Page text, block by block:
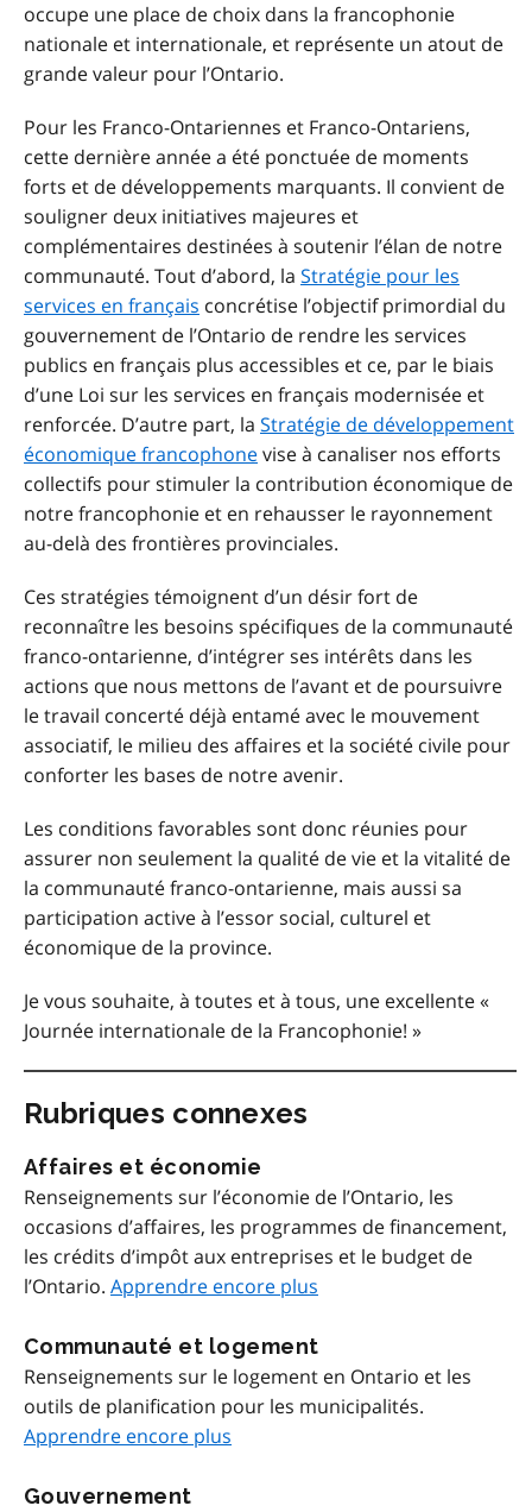
occupe une place de choix dans la francophonie
nationale et internationale, et représente un atout de
grande valeur pour l’Ontario.
Pour les Franco-Ontariennes et Franco-Ontariens,
cette dernière année a été ponctuée de moments
forts et de développements marquants. Il convient de
souligner deux initiatives majeures et
complémentaires destinées à soutenir l’élan de notre
communauté. Tout d’abord, la Stratégie pour les
services en français concrétise l’objectif primordial du
gouvernement de l’Ontario de rendre les services
publics en français plus accessibles et ce, par le biais
d’une Loi sur les services en français modernisée et
renforcée. D’autre part, la Stratégie de développement
économique francophonevise à canaliser nos efforts
collectifs pour stimuler la contribution économique de
notre francophonie et en rehausser le rayonnement
au-delà des frontières provinciales.
Ces stratégies témoignent d’un désir fort de
reconnaître les besoins spécifiques de la communauté
franco-ontarienne, d’intégrer ses intérêts dans les
actions que nous mettons de l’avant et de poursuivre
le travail concerté déjà entamé avec le mouvement
associatif, le milieu des affaires et la société civile pour
conforter les bases de notre avenir.
Les conditions favorables sont donc réunies pour
assurer non seulement la qualité de vie et la vitalité de
la communauté franco-ontarienne, mais aussi sa
participation active à l’essor social, culturel et
économique de la province.
Je vous souhaite, à toutes et à tous, une excellente «
Journée internationale de la Francophonie! »
Rubriques connexes
Affaires et économie
Renseignements sur l’économie de l’Ontario, les
occasions d’affaires, les programmes de financement,
les crédits d’impôt aux entreprises et le budget de
l’Ontario. Apprendre encore plus
Communauté et logement
Renseignements sur le logement en Ontario et les
outils de planification pour les municipalités.
Apprendre encore plus
Gouvernement